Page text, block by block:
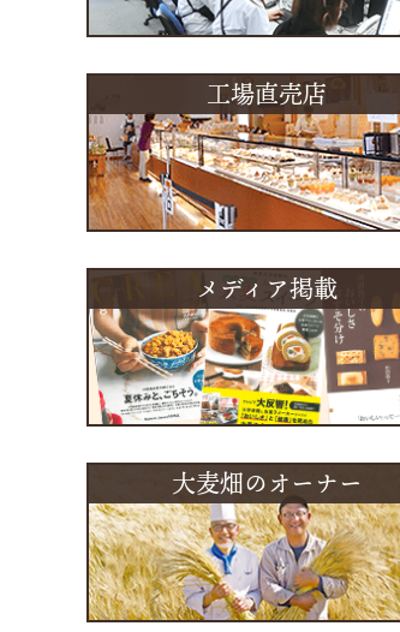
工場直売店
メディア掲載
大麦畑のオーナー